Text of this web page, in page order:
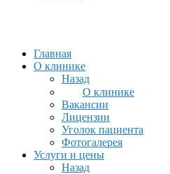
Главная
О клинике
Назад
О клинике
Вакансии
Лицензии
Уголок пациента
Фотогалерея
Услуги и цены
Назад